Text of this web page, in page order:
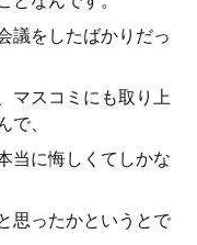
議をしたばかりだっ
マスコミにも取り上
で、
当に悔しくてしかな
思ったかというとで